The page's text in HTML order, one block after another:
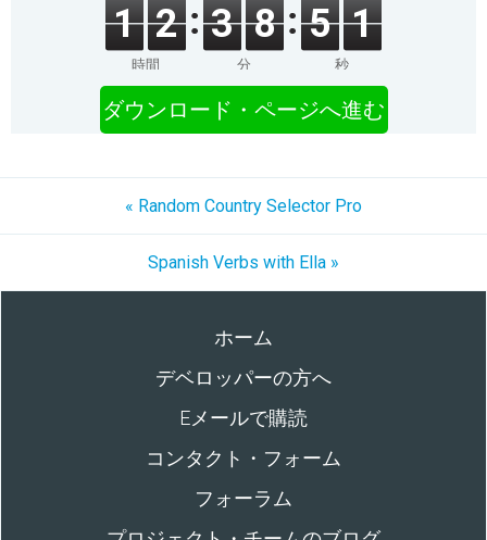
1 2
時間
3 8
分
5 1
秒
ダウンロード・ページへ進む
« Random Country Selector Pro
Spanish Verbs with Ella »
ホーム
デベロッパーの方へ
Eメールで購読
コンタクト・フォーム
フォーラム